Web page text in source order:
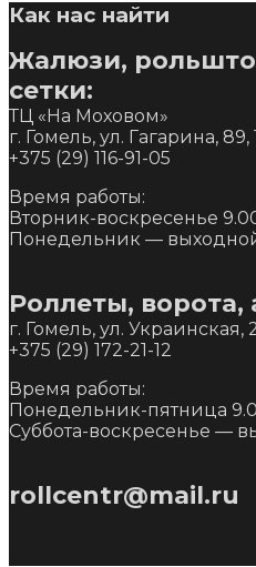
Как нас найти
Жалюзи,
сетки:
ТЦ «На Моховом»
г. Гомель, ул. Гагарина, 89,
+375 (29) 116-91-05
Время работы:
Вторник-воскресенье
Понедельник —
Роллеты, ворота,
г. Гомель, ул. Украинская,
+375 (29) 172-21-12
Время работы:
Понедельник-пятница
Суббота-воскресенье —
rollcentr@mail.ru